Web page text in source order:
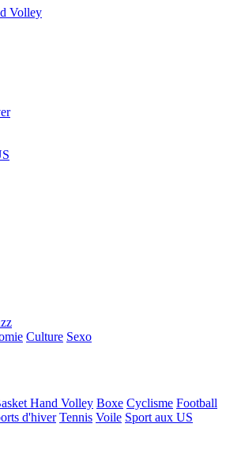
Volley
Culture Sexo
Hand Volley Boxe Cyclisme Football
d'hiver Tennis Voile Sport aux US